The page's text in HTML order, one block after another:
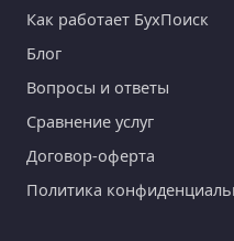
Как работает БухПоиск
Блог
Вопросы и ответы
Сравнение услуг
Договор-оферта
Политика